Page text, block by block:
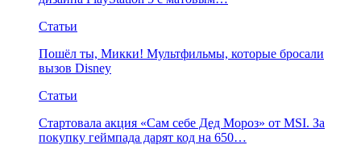
Статьи
Пошёл ты, Микки! Мультфильмы, которые бросали
вызов Disney
Статьи
Стартовала акция «Сам себе Дед Мороз» от MSI. За
покупку геймпада дарят код на 650…